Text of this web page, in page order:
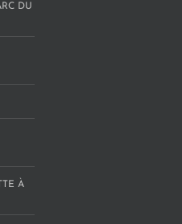
DU
À